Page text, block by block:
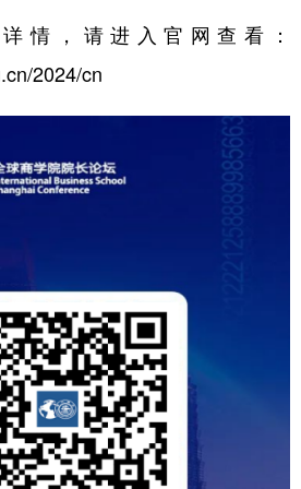
，请进入官网查看：
2024/cn